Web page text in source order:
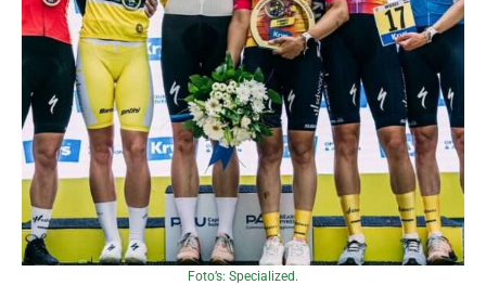
Foto’s: Specialized.